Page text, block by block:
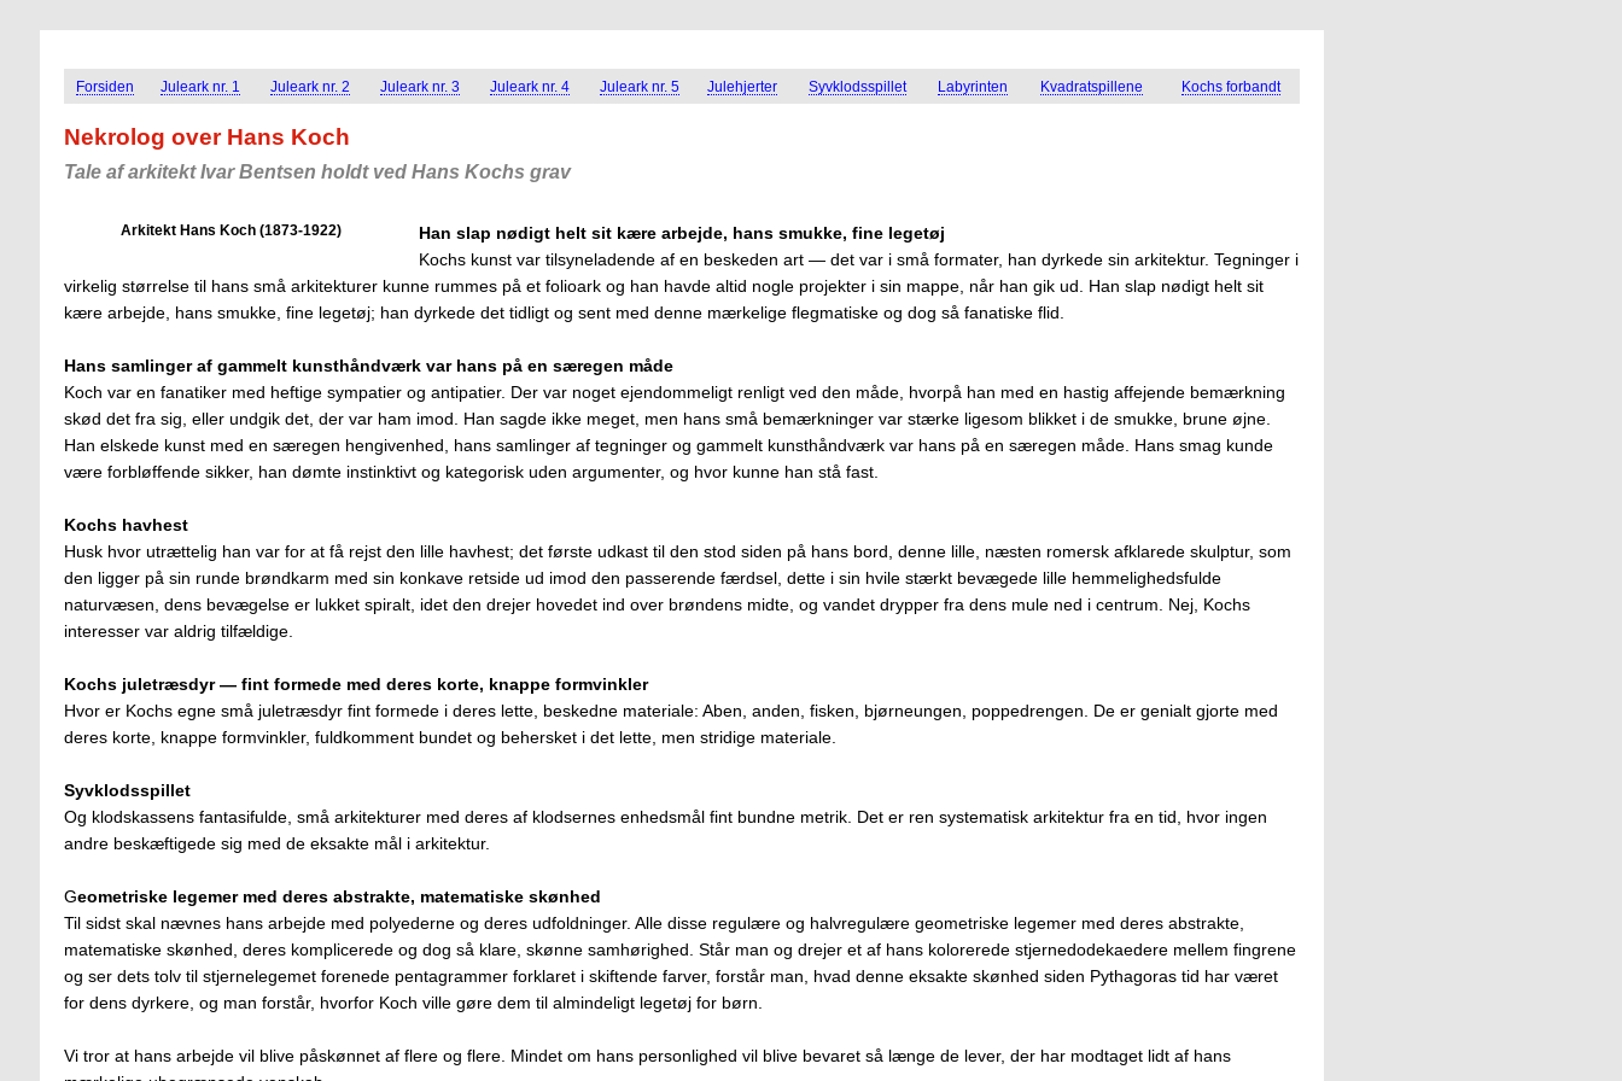
Forsiden Juleark nr. 1 Juleark nr. 2 Juleark nr. 3 Juleark nr. 4 Juleark nr. 5 Julehjerter Syvklodsspillet Labyrinten Kvadratspillene Kochs forbandt
Nekrolog over Hans Koch
Tale af arkitekt Ivar Bentsen holdt ved Hans Kochs grav
Arkitekt Hans Koch (1873-1922)
Han slap nødigt helt sit kære arbejde, hans smukke, fine legetøj
Kochs kunst var tilsyneladende af en beskeden art — det var i små formater, han dyrkede sin arkitektur. Tegninger i
virkelig størrelse til hans små arkitekturer kunne rummes på et folioark og han havde altid nogle projekter i sin mappe, når han gik ud. Han slap nødigt helt sit
kære arbejde, hans smukke, fine legetøj; han dyrkede det tidligt og sent med denne mærkelige flegmatiske og dog så fanatiske flid.
Hans samlinger af gammelt kunsthåndværk var hans på en særegen måde
Koch var en fanatiker med heftige sympatier og antipatier. Der var noget ejendommeligt renligt ved den måde, hvorpå han med en hastig affejende bemærkning
skød det fra sig, eller undgik det, der var ham imod. Han sagde ikke meget, men hans små bemærkninger var stærke ligesom blikket i de smukke, brune øjne.
Han elskede kunst med en særegen hengivenhed, hans samlinger af tegninger og gammelt kunsthåndværk var hans på en særegen måde. Hans smag kunde
være forbløffende sikker, han dømte instinktivt og kategorisk uden argumenter, og hvor kunne han stå fast.
Kochs havhest
Husk hvor utrættelig han var for at få rejst den lille havhest; det første udkast til den stod siden på hans bord, denne lille, næsten romersk afklarede skulptur, som
den ligger på sin runde brøndkarm med sin konkave retside ud imod den passerende færdsel, dette i sin hvile stærkt bevægede lille hemmelighedsfulde
naturvæsen, dens bevægelse er lukket spiralt, idet den drejer hovedet ind over brøndens midte, og vandet drypper fra dens mule ned i centrum. Nej, Kochs
interesser var aldrig tilfældige.
Kochs juletræsdyr — fint formede med deres korte, knappe formvinkler
Hvor er Kochs egne små juletræsdyr fint formede i deres lette, beskedne materiale: Aben, anden, fisken, bjørneungen, poppedrengen. De er genialt gjorte med
deres korte, knappe formvinkler, fuldkomment bundet og behersket i det lette, men stridige materiale.
Syvklodsspillet
Og klodskassens fantasifulde, små arkitekturer med deres af klodsernes enhedsmål fint bundne metrik. Det er ren systematisk arkitektur fra en tid, hvor ingen
andre beskæftigede sig med de eksakte mål i arkitektur.
Geometriske legemer med deres abstrakte, matematiske skønhed
Til sidst skal nævnes hans arbejde med polyederne og deres udfoldninger. Alle disse regulære og halvregulære geometriske legemer med deres abstrakte,
matematiske skønhed, deres komplicerede og dog så klare, skønne samhørighed. Står man og drejer et af hans kolorerede stjernedodekaedere mellem fingrene
og ser dets tolv til stjernelegemet forenede pentagrammer forklaret i skiftende farver, forstår man, hvad denne eksakte skønhed siden Pythagoras tid har været
for dens dyrkere, og man forstår, hvorfor Koch ville gøre dem til almindeligt legetøj for børn.
Vi tror at hans arbejde vil blive påskønnet af flere og flere. Mindet om hans personlighed vil blive bevaret så længe de lever, der har modtaget lidt af hans